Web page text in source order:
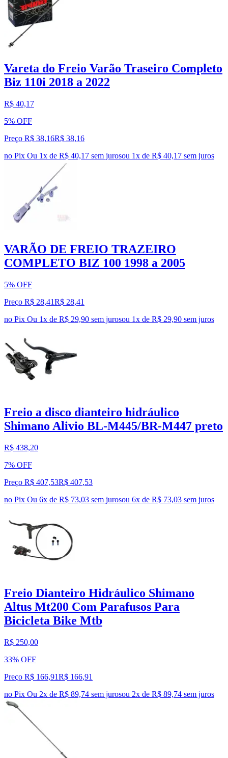
Vareta do Freio Varão Traseiro Completo
Biz 110i 2018 a 2022
R$ 40,17
5% OFF
Preço R$ 38,16R$ 38,16
no Pix Ou 1x de R$ 40,17 sem jurosou 1x de R$ 40,17 sem juros
VARÃO DE FREIO TRAZEIRO
COMPLETO BIZ 100 1998 a 2005
5% OFF
Preço R$ 28,41R$ 28,41
no Pix Ou 1x de R$ 29,90 sem jurosou 1x de R$ 29,90 sem juros
Freio a disco dianteiro hidráulico
Shimano Alivio BL-M445/BR-M447 preto
R$ 438,20
7% OFF
Preço R$ 407,53R$ 407,53
no Pix Ou 6x de R$ 73,03 sem jurosou 6x de R$ 73,03 sem juros
Freio Dianteiro Hidráulico Shimano
Altus Mt200 Com Parafusos Para
Bicicleta Bike Mtb
R$ 250,00
33% OFF
Preço R$ 166,91R$ 166,91
no Pix Ou 2x de R$ 89,74 sem jurosou 2x de R$ 89,74 sem juros